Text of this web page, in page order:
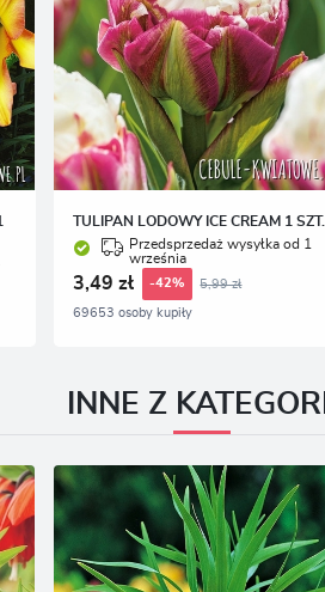
TULIPAN LODOWY ICE CREAM 1 SZT.
Przedsprzedaż wysyłka od 1
września
3,49 zł -42% 5,99 zł
69653 osoby kupiły
INNE Z KATEGORII